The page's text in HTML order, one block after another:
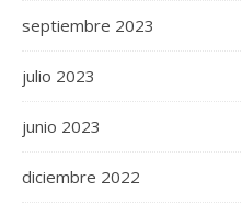
septiembre 2023
julio 2023
junio 2023
diciembre 2022